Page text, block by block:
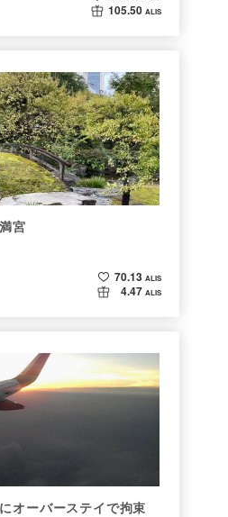
105.50 ALIS
宮
70.13 ALIS
4.47 ALIS
オーバーステイで拘束